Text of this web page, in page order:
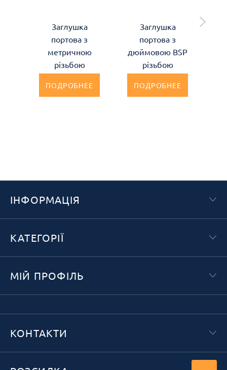
Заглушка
портова з
метричною
різьбою
ПОДРОБНЕЕ
Заглушка
портова з
дюймовою BSP
різьбою
ПОДРОБНЕЕ
ІНФОРМАЦІЯ
КАТЕГОРІЇ
МІЙ ПРОФІЛЬ
КОНТАКТИ